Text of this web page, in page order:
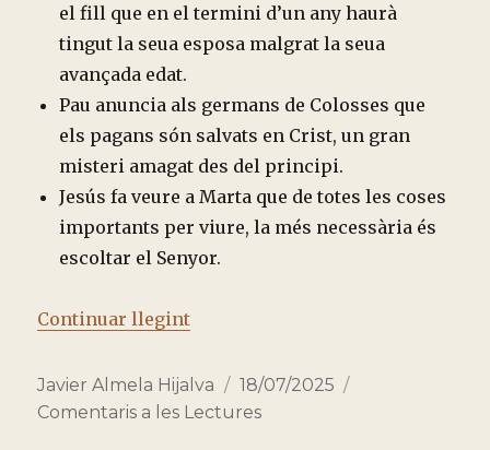
el fill que en el termini d’un any haurà
tingut la seua esposa malgrat la seua
avançada edat.
Pau anuncia als germans de Colosses que
els pagans són salvats en Crist, un gran
misteri amagat des del principi.
Jesús fa veure a Marta que de totes les coses
importants per viure, la més necessària és
escoltar el Senyor.
Continuar llegint“TRES MINUTS AMB LES
Autor
Javier Almela Hijalva
Publicado
el
18/07/2025
Comentaris a les Lectures